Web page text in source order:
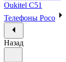
Oukitel C51
Телефоны Poco
Назад